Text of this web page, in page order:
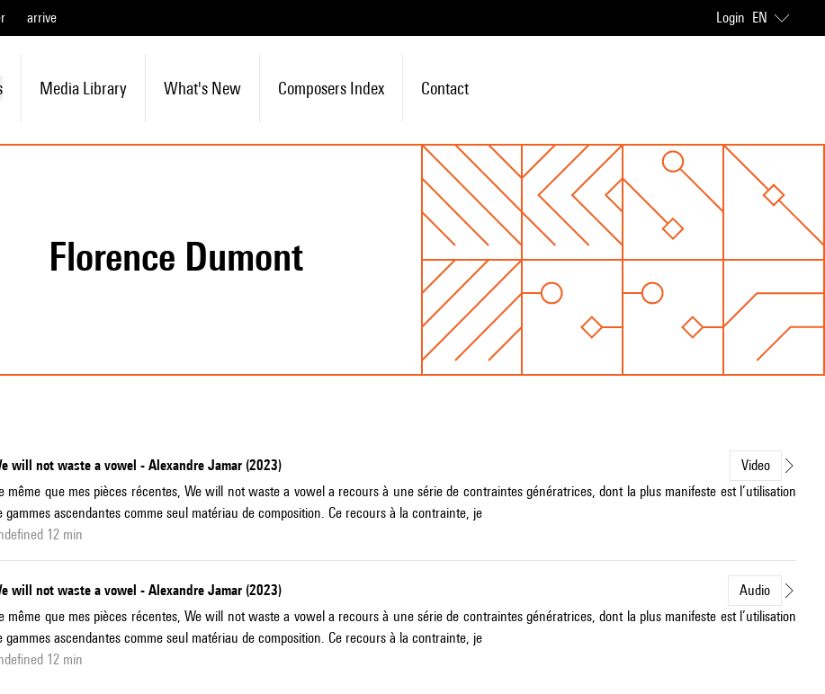
arrive Login EN
Media Library What's New Composers Index Contact
Florence Dumont
will not waste a vowel - Alexandre Jamar (2023)
Video
même que mes pièces récentes, We will not waste a vowel a recours à une série de contraintes génératrices, dont la plus manifeste est l’utilisation
gammes ascendantes comme seul matériau de composition. Ce recours à la contrainte, je
12 min
will not waste a vowel - Alexandre Jamar (2023)
Audio
même que mes pièces récentes, We will not waste a vowel a recours à une série de contraintes génératrices, dont la plus manifeste est l’utilisation
gammes ascendantes comme seul matériau de composition. Ce recours à la contrainte, je
12 min